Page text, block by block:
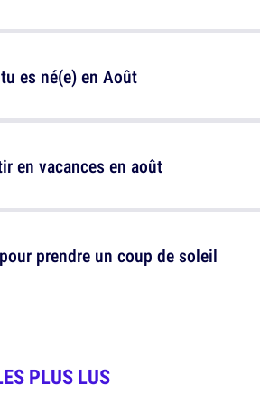
en vacances en août
es né(e) en Août
prendre un coup de soleil
PLUS LUS